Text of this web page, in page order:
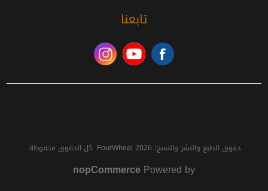
تابعنا
حقوق الطبع والنشر والنسخ؛ 2026 FourWheel. كل الحقوق محفوظة.
Powered by
nopCommerce